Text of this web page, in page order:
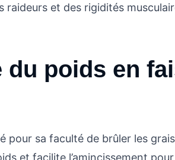
raideurs et des rigidités
du poids en
pour sa faculté de brûler les
et facilite l’amincissement